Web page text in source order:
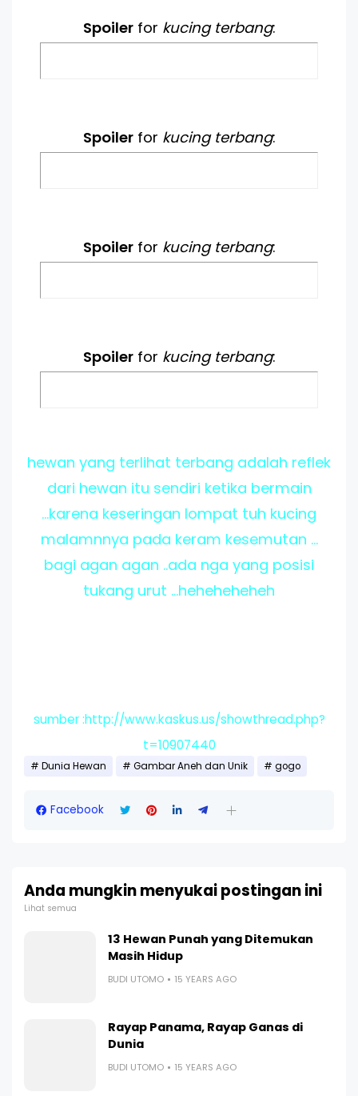
Spoilerfor kucing terbang:
Spoilerfor kucing terbang:
Spoilerfor kucing terbang:
Spoilerfor kucing terbang:
hewan yang terlihat terbang adalah reflek
dari hewan itu sendiri ketika bermain
...karena keseringan lompat tuh kucing
malamnnya pada keram kesemutan ...
bagi agan agan ..ada nga yang posisi
tukang urut ...heheheheheh
sumber :http://www.kaskus.us/showthread.php?
t=10907440
Dunia Hewan Gambar Aneh dan Unik gogo
Facebook
Anda mungkin menyukai postingan ini
Lihat semua
13 Hewan Punah yang Ditemukan
Masih Hidup
BUDI UTOMO 15 YEARS AGO
Rayap Panama, Rayap Ganas di
Dunia
BUDI UTOMO 15 YEARS AGO